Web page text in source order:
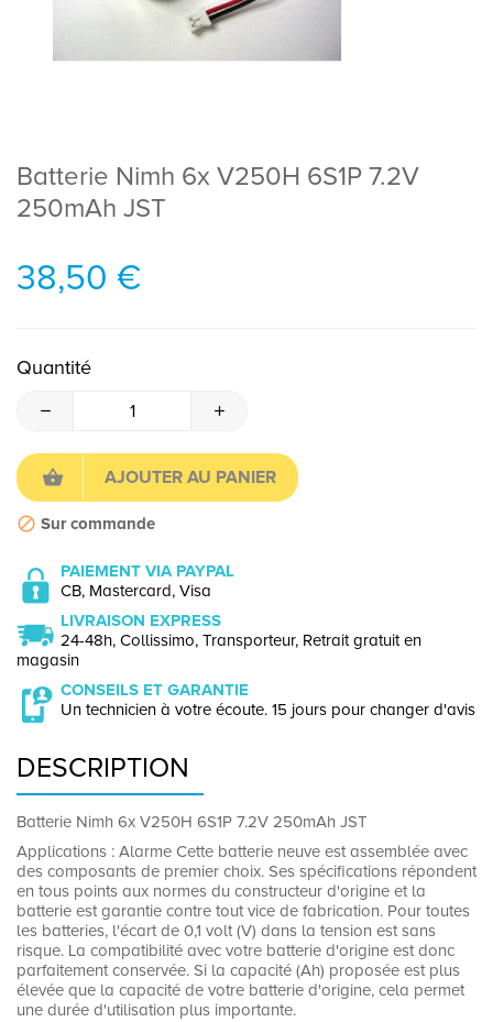
Batterie Nimh 6x V250H 6S1P 7.2V
250mAh JST
38,50 €
Quantité
AJOUTER AU PANIER
Sur commande
PAIEMENT VIA PAYPAL
CB, Mastercard, Visa
LIVRAISON EXPRESS
24-48h, Collissimo, Transporteur, Retrait gratuit en
magasin
CONSEILS ET GARANTIE
Un technicien à votre écoute. 15 jours pour changer d'avis
DESCRIPTION
Batterie Nimh 6x V250H 6S1P 7.2V 250mAh JST
Applications : Alarme Cette batterie neuve est assemblée avec
des composants de premier choix. Ses spécifications répondent
en tous points aux normes du constructeur d'origine et la
batterie est garantie contre tout vice de fabrication. Pour toutes
les batteries, l'écart de 0,1 volt (V) dans la tension est sans
risque. La compatibilité avec votre batterie d'origine est donc
parfaitement conservée. Si la capacité (Ah) proposée est plus
élevée que la capacité de votre batterie d'origine, cela permet
une durée d'utilisation plus importante.